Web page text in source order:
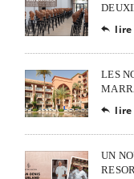
 lire
LES
 lire
UN